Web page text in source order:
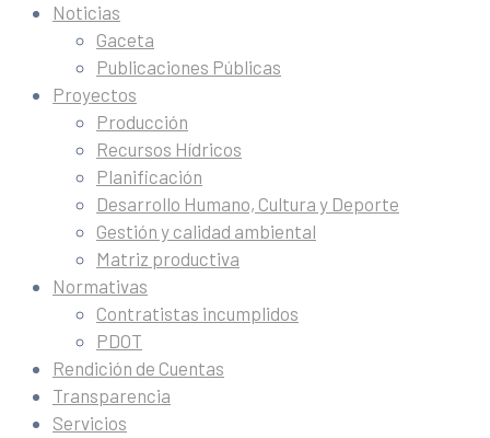
Noticias
Gaceta
Publicaciones Públicas
Proyectos
Producción
Recursos Hídricos
Planificación
Desarrollo Humano, Cultura y Deporte
Gestión y calidad ambiental
Matriz productiva
Normativas
Contratistas incumplidos
PDOT
Rendición de Cuentas
Transparencia
Servicios